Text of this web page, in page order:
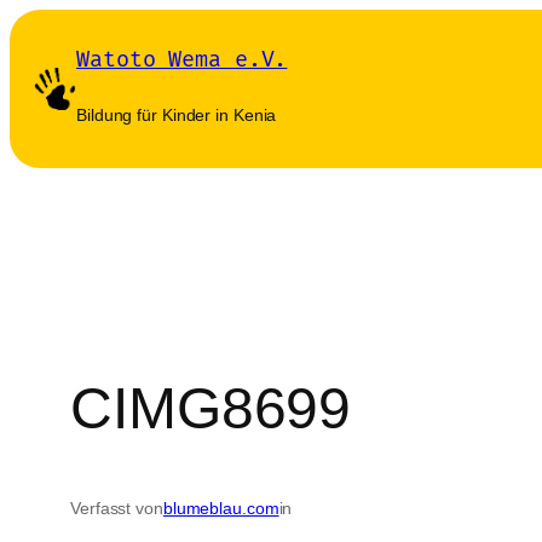
Zum
Inhalt
springen
Watoto Wema e.V.
Bildung für Kinder in Kenia
CIMG8699
Verfasst vonblumeblau.comin